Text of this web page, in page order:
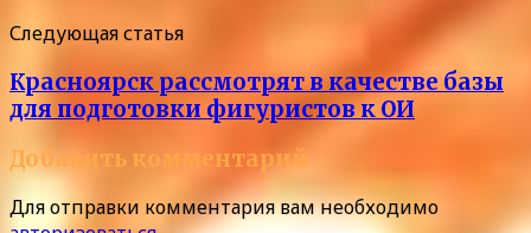
Следующая статья
Красноярск рассмотрят в качестве базы
для подготовки фигуристов к ОИ
Добавить комментарий
Для отправки комментария вам необходимо